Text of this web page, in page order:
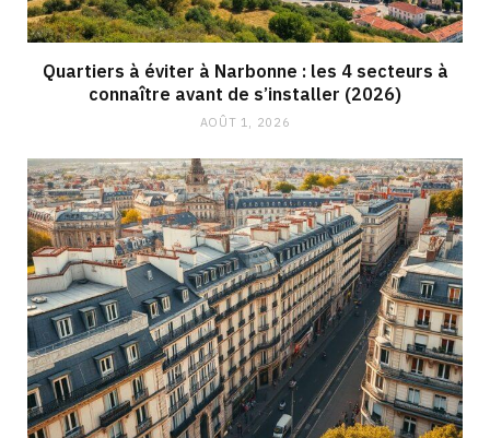
Quartiers à éviter à Narbonne : les 4 secteurs à
connaître avant de s’installer (2026)
AOÛT 1, 2026